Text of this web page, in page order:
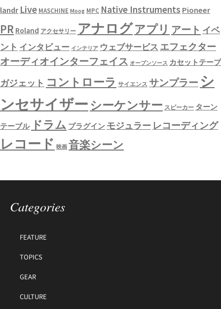
landr Live MASCHINE Moog MPC Native Instruments Pioneer
PR Roland アクセサリー アナログアプリ アート イベ
ント インタビュー インテリア ウェブサービス エフェクター
オーディオインターフェイス オープンソース カセットテープ
ガジェット コントローラ サイエンス サンプラー シ
ンセサイザー シーケンサー スピーカー ターン
テーブル ドラム プラグイン モジュラー レコーディング
レコード 映画 音楽シーン
Categories
FEATURE
TOPICS
GEAR
CULTURE